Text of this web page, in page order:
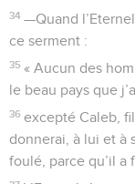
34 —Quand
ce serment :
35 « Aucun des
le beau pays que
36 excepté Caleb,
donnerai, à lui et à
foulé, parce qu’il a